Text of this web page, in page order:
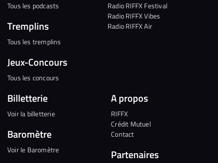
Tous les podcasts
Tremplins
Tous les tremplins
Jeux-Concours
Tous les concours
Radio RIFFX Festival
Radio RIFFX Vibes
Radio RIFFX Air
Billetterie
Voir la billetterie
Baromètre
Voir le Baromètre
A propos
RIFFX
Crédit Mutuel
Contact
Partenaires